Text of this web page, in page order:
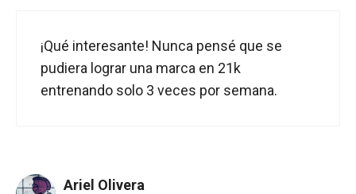
¡Qué interesante! Nunca pensé que se
pudiera lograr una marca en 21k
entrenando solo 3 veces por semana.
Ariel Olivera